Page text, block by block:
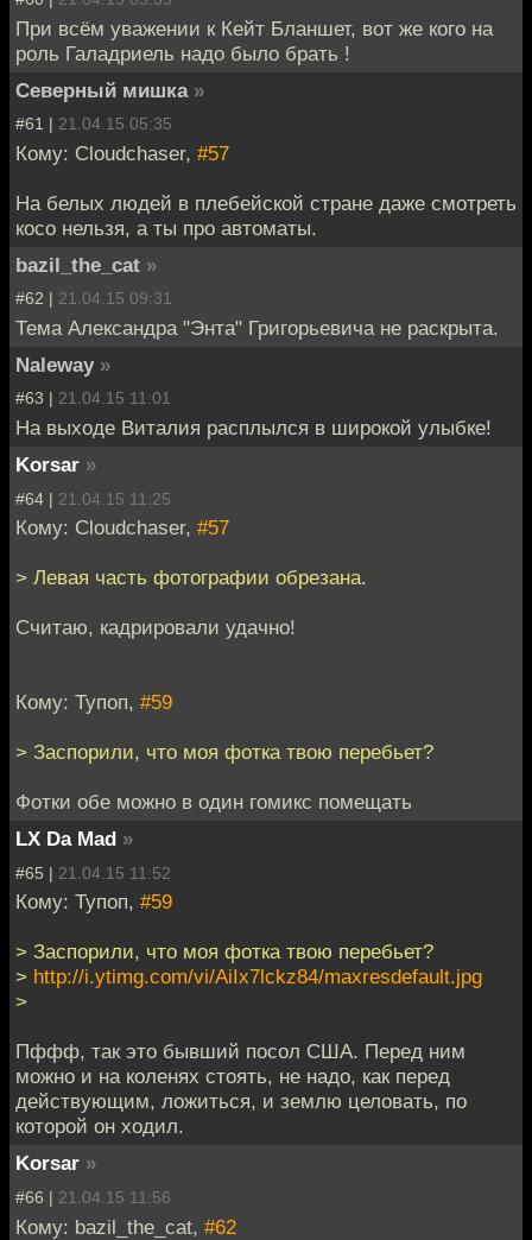
При всём уважении к Кейт Бланшет, вот же кого на
роль Галадриель надо было брать !
Северный мишка »
#61 | 21.04.15 05:35
Кому: Cloudchaser, #57
На белых людей в плебейской стране даже смотреть
косо нельзя, а ты про автоматы.
bazil_the_cat »
#62 | 21.04.15 09:31
Тема Александра "Энта" Григорьевича не раскрыта.
Naleway »
#63 | 21.04.15 11:01
На выходе Виталия расплылся в широкой улыбке!
Korsar »
#64 | 21.04.15 11:25
Кому: Cloudchaser, #57
> Левая часть фотографии обрезана.
Считаю, кадрировали удачно!
Кому: Тупоп, #59
> Заспорили, что моя фотка твою перебьет?
Фотки обе можно в один гомикс помещать
LX Da Mad »
#65 | 21.04.15 11:52
Кому: Тупоп, #59
> Заспорили, что моя фотка твою перебьет?
> http://i.ytimg.com/vi/AiIx7lckz84/maxresdefault.jpg
>
Пффф, так это бывший посол США. Перед ним
можно и на коленях стоять, не надо, как перед
действующим, ложиться, и землю целовать, по
которой он ходил.
Korsar »
#66 | 21.04.15 11:56
Кому: bazil_the_cat, #62